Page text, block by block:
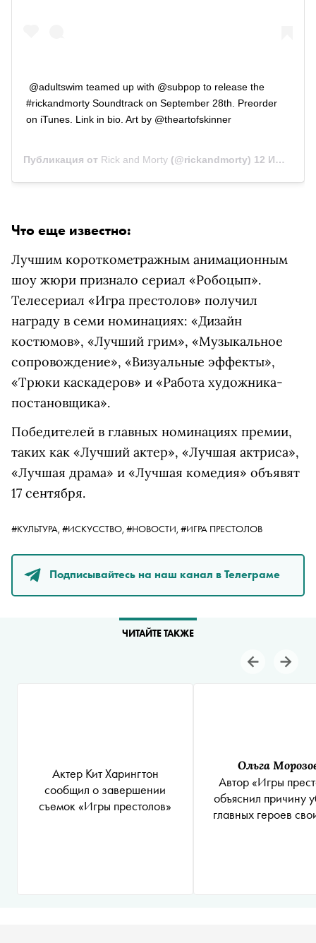
@adultswim teamed up with @subpop to release the
#rickandmorty Soundtrack on September 28th. Preorder
on iTunes. Link in bio. Art by @theartofskinner
Публикация от Rick and Morty (@rickandmorty) 12 Июл 2018 в 11:42 PDT
Что еще известно:
Лучшим короткометражным анимационным
шоу жюри признало сериал «Робоцып».
Телесериал «Игра престолов» получил
награду в семи номинациях: «Дизайн
костюмов», «Лучший грим», «Музыкальное
сопровождение», «Визуальные эффекты»,
«Трюки каскадеров» и «Работа художника-
постановщика».
Победителей в главных номинациях премии,
таких как «Лучший актер», «Лучшая актриса»,
«Лучшая драма» и «Лучшая комедия» объявят
17 сентября.
#КУЛЬТУРА, #ИСКУССТВО, #НОВОСТИ, #ИГРА ПРЕСТОЛОВ
Подписывайтесь на наш канал в Телеграме
ЧИТАЙТЕ ТАКЖЕ
Актер Кит Харингтон
сообщил о завершении
съемок «Игры престолов»
Ольга
Автор «Игры
объяснил причину
главных героев